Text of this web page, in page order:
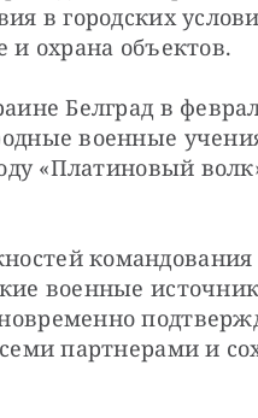
в городских
и охрана объектов.
Белград в
военные
«Платиновый
командования
военные
партнерами и